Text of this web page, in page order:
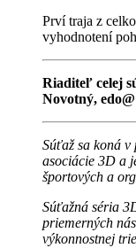
Prví traja z
vyhodnotení
Riaditeľ celej
Novotný, edo@
Súťaž sa koná v
asociácie 3D a
športových a
Súťažná séria
priemerných
výkonnostnej